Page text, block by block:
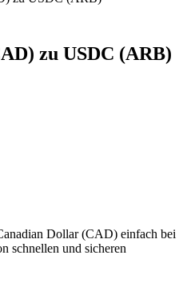
zu USDC (ARB)
Dollar (CAD) einfach bei
schnellen und sicheren